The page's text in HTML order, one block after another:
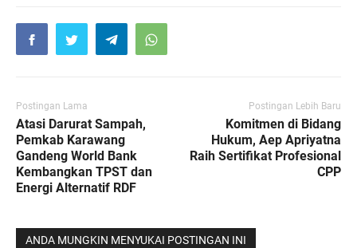
Postingan Lama
Atasi Darurat Sampah,
Pemkab Karawang
Gandeng World Bank
Kembangkan TPST dan
Energi Alternatif RDF
Postingan Lebih Baru
Komitmen di Bidang
Hukum, Aep Apriyatna
Raih Sertifikat Profesional
CPP
ANDA MUNGKIN MENYUKAI POSTINGAN INI